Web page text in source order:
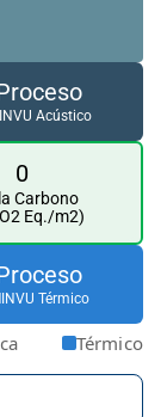
Acústico
0
Carbono
Eq./m2)
Térmico
Térmico